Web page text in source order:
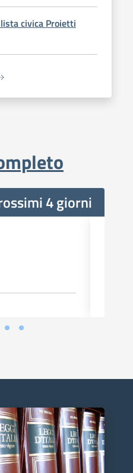
civica Proietti
4 giorni